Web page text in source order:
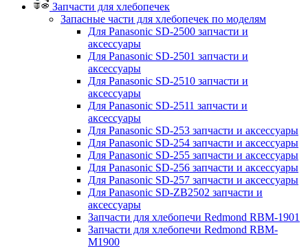
Запчасти для хлебопечек
Запасные части для хлебопечек по моделям
Для Panasonic SD-2500 запчасти и
аксессуары
Для Panasonic SD-2501 запчасти и
аксессуары
Для Panasonic SD-2510 запчасти и
аксессуары
Для Panasonic SD-2511 запчасти и
аксессуары
Для Panasonic SD-253 запчасти и аксессуары
Для Panasonic SD-254 запчасти и аксессуары
Для Panasonic SD-255 запчасти и аксессуары
Для Panasonic SD-256 запчасти и аксессуары
Для Panasonic SD-257 запчасти и аксессуары
Для Panasonic SD-ZB2502 запчасти и
аксессуары
Запчасти для хлебопечи Redmond RBM-1901
Запчасти для хлебопечи Redmond RBM-
M1900